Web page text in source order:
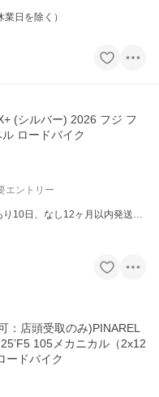
日を除く）
(シルバー) 2026 フジ フ
ロードバイク
エントリー
り10日、なし12ヶ月以内発送
：店頭受取のみ)PINAREL
105メカニカル（2x12
ードバイク